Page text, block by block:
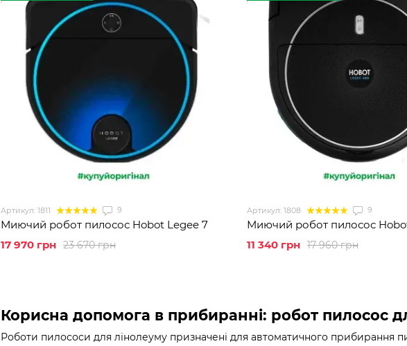
Корисна допомога в прибиранні: робот пилосос
Роботи пилососи для лінолеуму призначені для автоматичного прибирання
Артикул: 1811 9
Миючий робот пилосос Hobot Legee 7
23 670 грн
17 970 грн
Артикул: 1808 9
Миючий робот пилосос
17 960 грн
11 340 грн